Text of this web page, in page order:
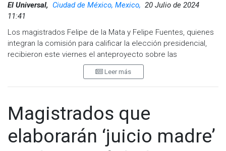
El Universal, Ciudad de México, Mexico, 20 Julio de 2024
11:41
Los magistrados Felipe de la Mata y Felipe Fuentes, quienes
integran la comisión para calificar la elección presidencial,
recibieron este viernes el anteproyecto sobre las
impugnaciones contra este elección, y se perfila que el
proyecto esté listo el próximo miércoles.
servidor, el primer documento de trabajo para revisión y
análisis de las impugnaciones recibidas en la Sala Superior
del Proceso Electoral Federal 2023-2024", informó el
magistrado Felipe Fuentes.
Leer más
Magistrados que
elaborarán ‘juicio madre’